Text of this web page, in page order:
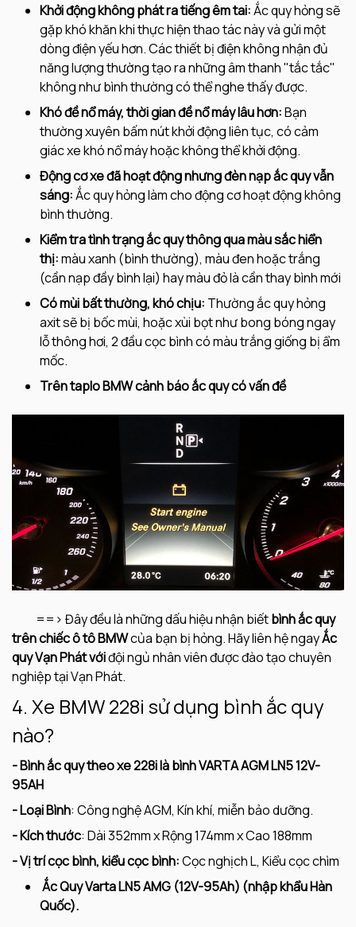
Khởi động không phát ra tiếng êm tai:Ắc quy hỏng sẽ
gặp khó khăn khi thực hiện thao tác này và gửi một
dòng điện yếu hơn. Các thiết bị điện không nhận đủ
năng lượng thường tạo ra những âm thanh "tắc tắc"
không như bình thường có thể nghe thấy được.
Khó đề nổ máy, thời gian đề nổ máy lâu hơn:Bạn
thường xuyên bấm nút khởi động liên tục, có cảm
giác xe khó nổ máy hoặc không thể khởi động.
Động cơ xe đã hoạt động nhưng đèn nạp ắc quy vẫn
sáng:Ắc quy hỏng làm cho động cơ hoạt động không
bình thường.
Kiểm tra tình trạng ắc quy thông qua màu sắc hiển
thị:màu xanh (bình thường), màu đen hoặc trắng
(cần nạp đầy bình lại) hay màu đỏ là cần thay bình mới
Có mùi bất thường, khó chịu: Thường ắc quy hỏng
axit sẽ bị bốc mùi, hoặc xùi bọt như bong bóng ngay
lỗ thông hơi, 2 đầu cọc bình có màu trắng giống bị ẩm
mốc.
Trên taplo BMW cảnh báo ắc quy có vấn đề
==> Đây đều là những dấu hiệu nhận biếtbìnhắc quy
trên chiếc ô tô BMWcủa bạn bị hỏng. Hãy liên hệ ngayẮc
quy Vạn Phát vớiđội ngủ nhân viên được đào tạo chuyên
nghiệp tại Vạn Phát.
4. Xe BMW 228i sử dụng bình ắc quy
nào?
- Bình ắc quy theo xe 228i là bình VARTA AGM LN5 12V-
95AH
- Loại Bình: Công nghệ AGM, Kín khí, miễn bảo dưỡng.
- Kích thước: Dài 352mm x Rộng 174mm x Cao 188mm
- Vị trí cọc bình, kiểu cọc bình:Cọc nghịch L, Kiểu cọc chìm
Ắc Quy Varta LN5 AMG (12V-95Ah) (nhập khẩu Hàn
Quốc).